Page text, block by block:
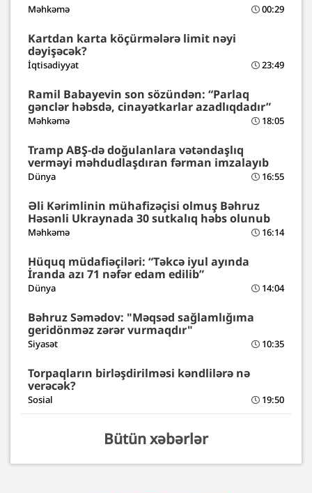
Məhkəmə 00:29
Kartdan karta köçürmələrə limit nəyi
dəyişəcək?
İqtisadiyyat 23:49
Ramil Babayevin son sözündən: “Parlaq
gənclər həbsdə, cinayətkarlar azadlıqdadır”
Məhkəmə 18:05
Tramp ABŞ-də doğulanlara vətəndaşlıq
verməyi məhdudlaşdıran fərman imzalayıb
Dünya 16:55
Əli Kərimlinin mühafizəçisi olmuş Bəhruz
Həsənli Ukraynada 30 sutkalıq həbs olunub
Məhkəmə 16:14
Hüquq müdafiəçiləri: “Təkcə iyul ayında
İranda azı 71 nəfər edam edilib”
Dünya 14:04
Bəhruz Səmədov: "Məqsəd sağlamlığıma
geridönməz zərər vurmaqdır"
Siyasət 10:35
Torpaqların birləşdirilməsi kəndlilərə nə
verəcək?
Sosial 19:50
Bütün xəbərlər